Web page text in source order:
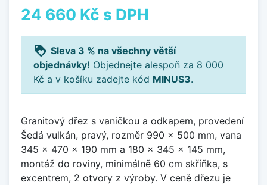
24 660 Kč s DPH
loyalty Sleva 3 % na všechny větší
objednávky! Objednejte alespoň za 8 000
Kč a v košíku zadejte kód MINUS3.
Granitový dřez s vaničkou a odkapem, provedení
Šedá vulkán, pravý, rozměr 990 x 500 mm, vana
345 x 470 x 190 mm a 180 x 345 x 145 mm,
montáž do roviny, minimálně 60 cm skříňka, s
excentrem, 2 otvory z výroby. V ceně dřezu je